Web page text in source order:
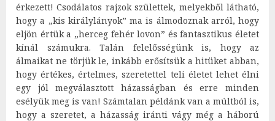
érkezett! Csodálatos rajzok születtek, melyekből látható,
hogy a „kis királylányok” ma is álmodoznak arról, hogy
eljön értük a „herceg fehér lovon” és fantasztikus életet
kínál számukra. Talán felelősségünk is, hogy az
álmaikat ne törjük le, inkább erősítsük a hitüket abban,
hogy értékes, értelmes, szeretettel teli életet lehet élni
egy jól megválasztott házasságban és erre minden
esélyük meg is van! Számtalan példánk van a múltból is,
hogy a szeretet, a házasság iránti vágy még a háború